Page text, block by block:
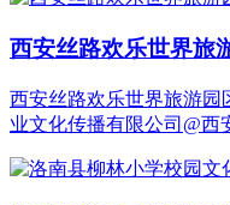
西安丝路欢乐世界旅
西安丝路欢乐世界旅游园
业文化传播有限公司@西